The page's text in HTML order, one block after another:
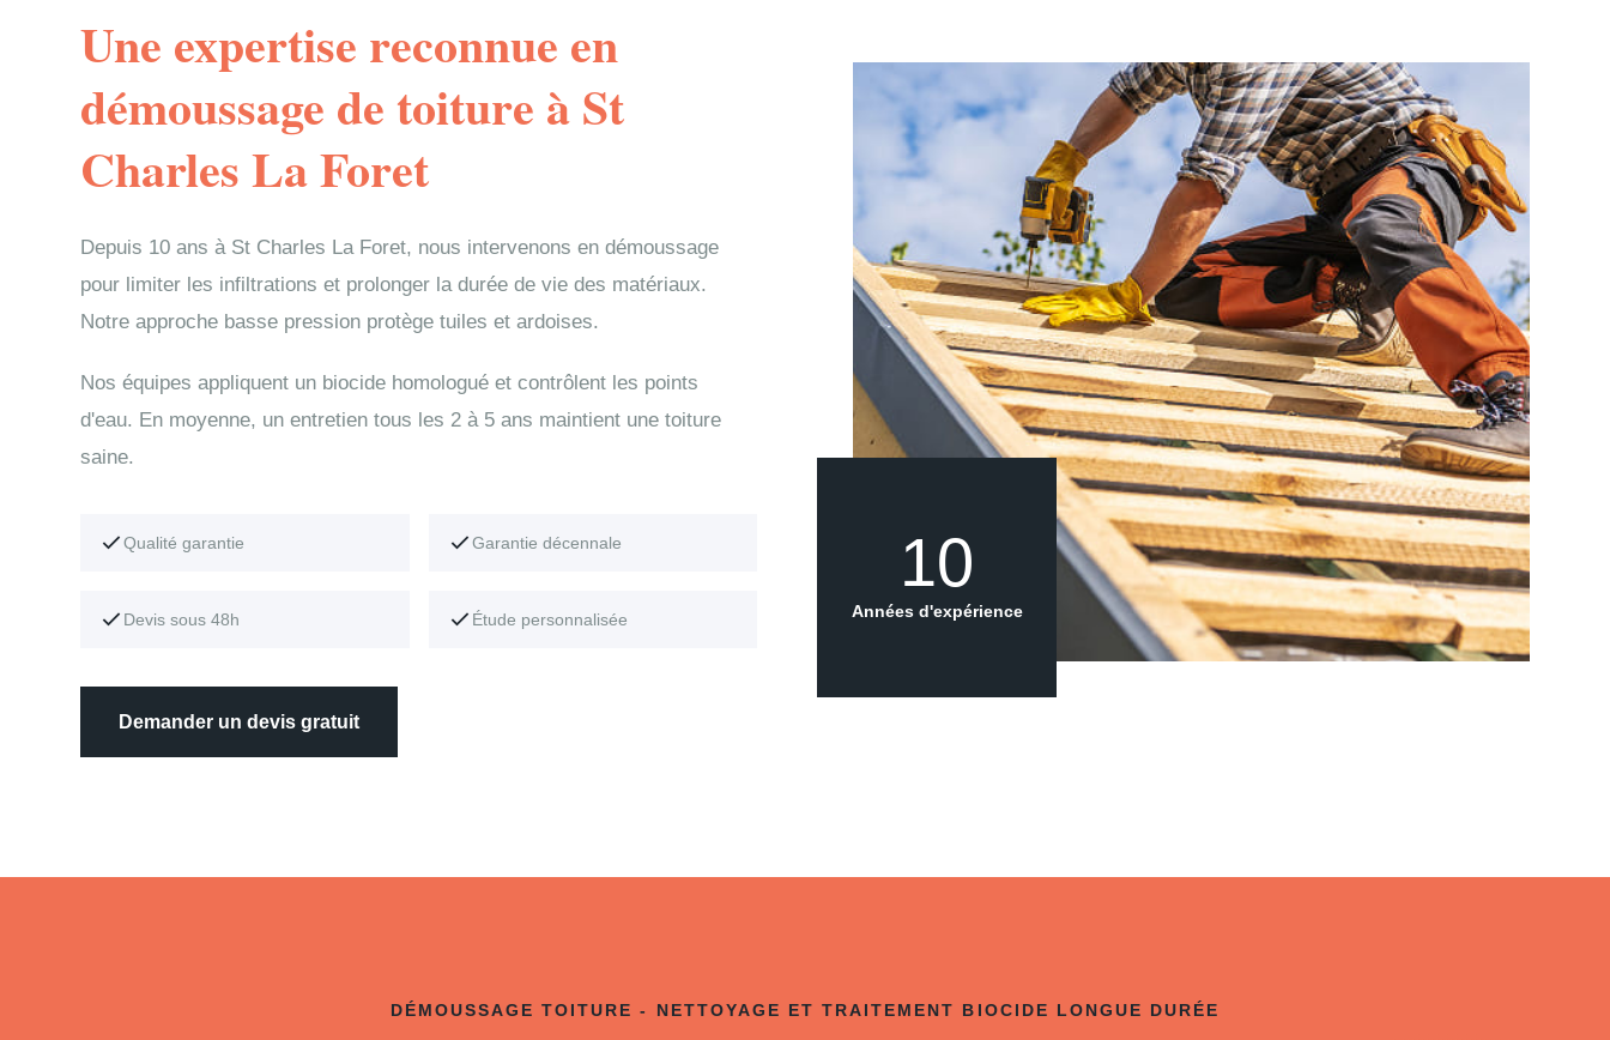
Une expertise reconnue en
démoussage de toiture à St
Charles La Foret
Depuis 10 ans à St Charles La Foret, nous intervenons en démoussage
pour limiter les infiltrations et prolonger la durée de vie des matériaux.
Notre approche basse pression protège tuiles et ardoises.
Nos équipes appliquent un biocide homologué et contrôlent les points
d'eau. En moyenne, un entretien tous les 2 à 5 ans maintient une toiture
saine.
Qualité garantie Garantie décennale
Devis sous 48h Étude personnalisée
Demander un devis gratuit
10
Années d'expérience
DÉMOUSSAGE TOITURE - NETTOYAGE ET TRAITEMENT BIOCIDE LONGUE DURÉE